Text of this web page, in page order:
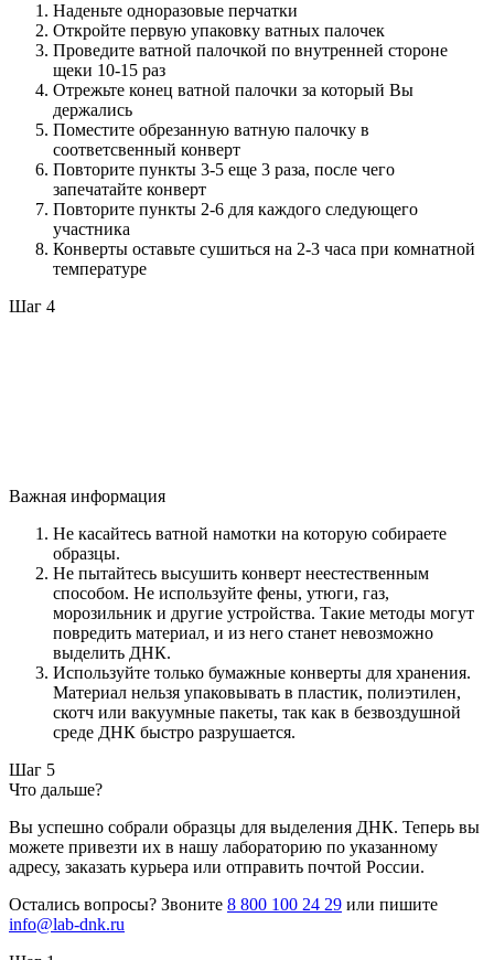
Наденьте одноразовые перчатки
Откройте первую упаковку ватных палочек
Проведите ватной палочкой по внутренней стороне
щеки 10-15 раз
Отрежьте конец ватной палочки за который Вы
держались
Поместите обрезанную ватную палочку в
соответсвенный конверт
Повторите пункты 3-5 еще 3 раза, после чего
запечатайте конверт
Повторите пункты 2-6 для каждого следующего
участника
Конверты оставьте сушиться на 2-3 часа при комнатной
температуре
Шаг 4
Важная информация
Не касайтесь ватной намотки на которую собираете
образцы.
Не пытайтесь высушить конверт неестественным
способом. Не используйте фены, утюги, газ,
морозильник и другие устройства. Такие методы могут
повредить материал, и из него станет невозможно
выделить ДНК.
Используйте только бумажные конверты для хранения.
Материал нельзя упаковывать в пластик, полиэтилен,
скотч или вакуумные пакеты, так как в безвоздушной
среде ДНК быстро разрушается.
Шаг 5
Что дальше?
Вы успешно собрали образцы для выделения ДНК. Теперь вы
можете привезти их в нашу лабораторию по указанному
адресу, заказать курьера или отправить почтой России.
Остались вопросы? Звоните 8 800 100 24 29 или пишите
info@lab-dnk.ru